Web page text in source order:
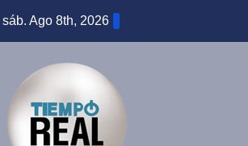
sáb. Ago 8th, 2026